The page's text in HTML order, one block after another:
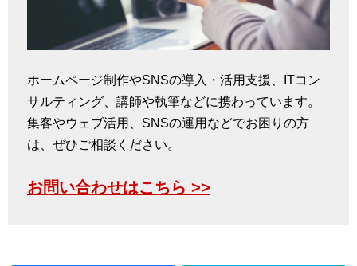
ホームページ制作やSNSの導入・活用支援、ITコン
サルティング、講師や執筆などに携わっています。
集客やウェブ活用、SNSの運用などでお困りの方
は、ぜひご相談ください。
お問い合わせはこちら >>